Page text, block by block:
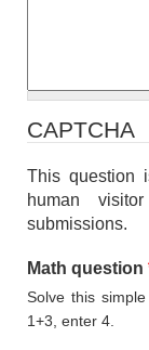
CAPTCHA
This question
human
submissions.
Math question
Solve this
1+3, enter 4.